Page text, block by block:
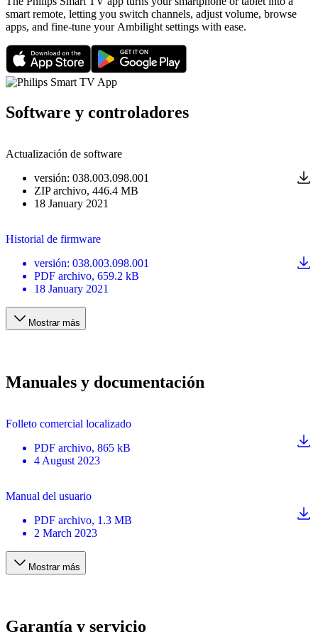
smart remote, letting you switch channels, adjust volume, browse
apps, and fine-tune your Ambilight settings with ease.
Software y controladores
Actualización de software
versión: 038.003.098.001
ZIP archivo, 446.4 MB
18 January 2021
Historial de firmware
versión: 038.003.098.001
PDF archivo, 659.2 kB
18 January 2021
Mostrar más
Manuales y documentación
Folleto comercial localizado
PDF archivo, 865 kB
4 August 2023
Manual del usuario
PDF archivo, 1.3 MB
2 March 2023
Mostrar más
Garantía y servicio